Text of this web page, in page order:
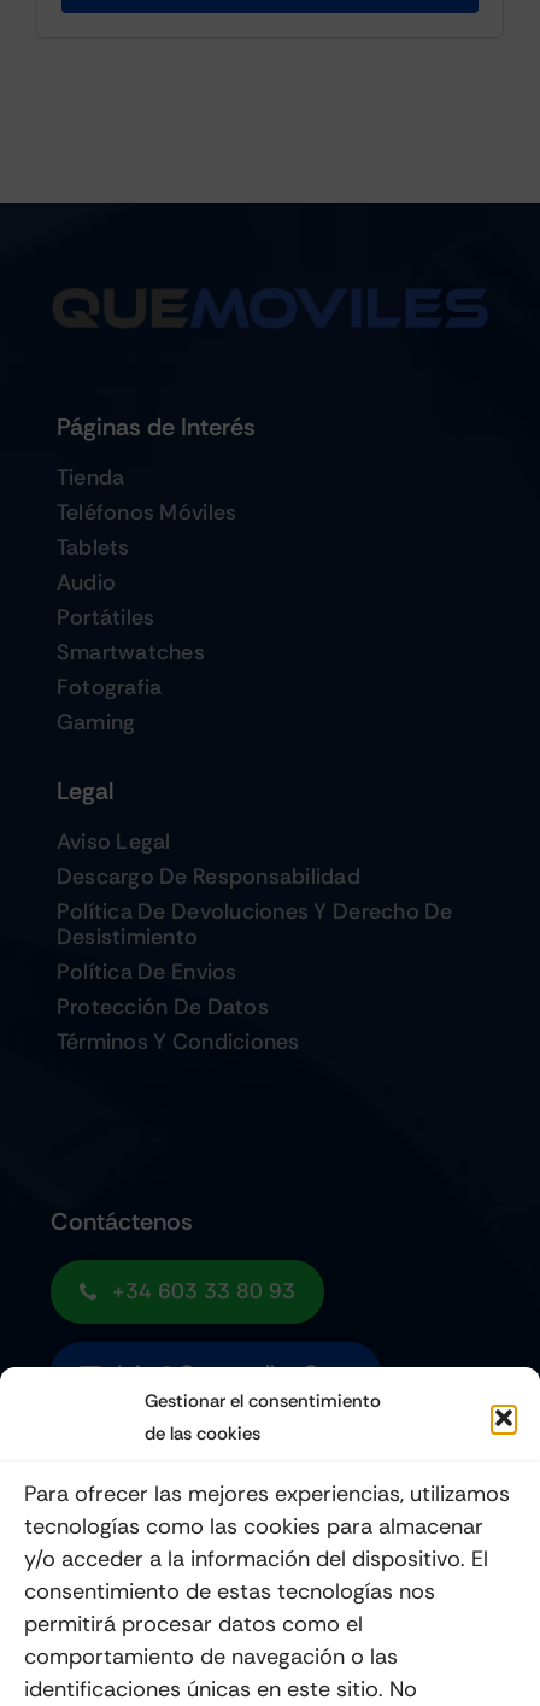
Gestionar el consentimiento
de las cookies
Para ofrecer las mejores experiencias, utilizamos
tecnologías como las cookies para almacenar
y/o acceder a la información del dispositivo. El
consentimiento de estas tecnologías nos
permitirá procesar datos como el
comportamiento de navegación o las
identificaciones únicas en este sitio. No
Páginas de Interés
Tienda
Teléfonos Móviles
Tablets
Audio
Portátiles
Smartwatches
Fotografia
Gaming
Legal
Aviso Legal
Descargo De Responsabilidad
Política De Devoluciones Y Derecho De
Desistimiento
Política De Envios
Protección De Datos
Términos Y Condiciones
Contáctenos
+34 603 33 80 93
Info@quemoviles.com
Enviar